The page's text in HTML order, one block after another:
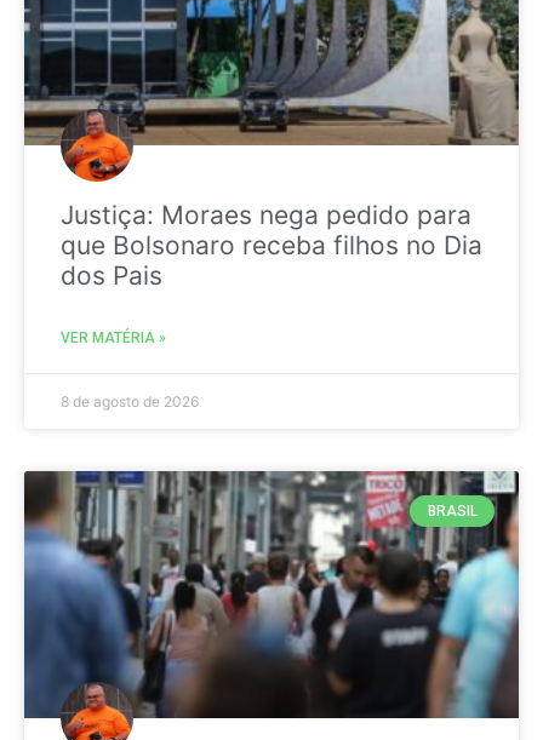
Justiça: Moraes nega pedido para
que Bolsonaro receba filhos no Dia
dos Pais
VER MATÉRIA »
8 de agosto de 2026
BRASIL